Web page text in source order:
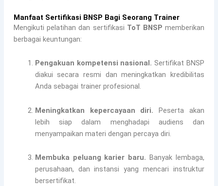
Manfaat Sertifikasi BNSP Bagi Seorang Trainer
Mengikuti pelatihan dan sertifikasi ToT BNSP memberikan
berbagai keuntungan:
Pengakuan kompetensi nasional. Sertifikat BNSP
diakui secara resmi dan meningkatkan kredibilitas
Anda sebagai trainer profesional.
Meningkatkan kepercayaan diri. Peserta akan
lebih siap dalam menghadapi audiens dan
menyampaikan materi dengan percaya diri.
Membuka peluang karier baru. Banyak lembaga,
perusahaan, dan instansi yang mencari instruktur
bersertifikat.